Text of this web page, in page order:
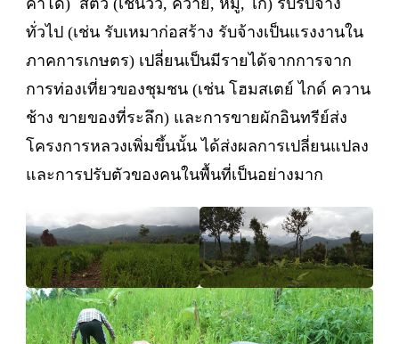
ทั่วไป (เช่น รับเหมาก่อสร้าง รับจ้างเป็นแรงงานใน
ภาคการเกษตร) เปลี่ยนเป็นมีรายได้จากการจาก
การท่องเที่ยวของชุมชน (เช่น โฮมสเตย์ ไกด์ ควาน
ช้าง ขายของที่ระลึก) และการขายผักอินทรีย์ส่ง
โครงการหลวงเพิ่มขึ้นนั้น ได้ส่งผลการเปลี่ยนแปลง
และการปรับตัวของคนในพื้นที่เป็นอย่างมาก